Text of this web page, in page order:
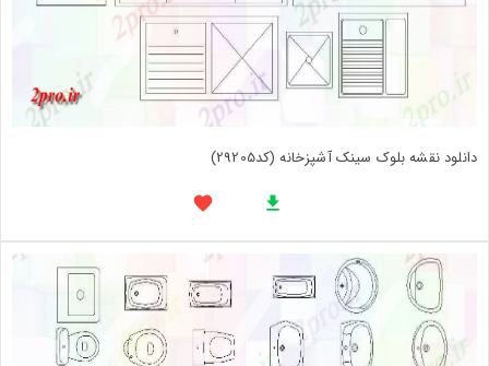
دانلود نقشه بلوک سینک آشپزخانه (کد29205)